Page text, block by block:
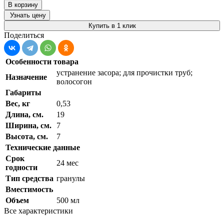
В корзину
Узнать цену
Купить в 1 клик
Поделиться
Особенности товара
Назначение
устранение засора; для прочистки труб;
волосогон
Габариты
Вес, кг
0,53
Длина, см.
19
Ширина, см.
7
Высота, см.
7
Технические данные
Срок
годности
24 мес
Тип средства гранулы
Вместимость
Объем
500 мл
Все характеристики